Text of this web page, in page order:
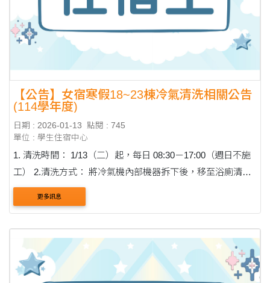
【公告】女宿寒假18~23棟冷氣清洗相關公告
(114學年度)
日期 : 2026-01-13
點閱 : 745
單位 : 學生住宿中心
1. 清洗時間： 1/13（二）起，每日 08:30－17:00（週日不施
工） 2.清洗方式： 將冷氣機內部機器拆下後，移至浴廁清
洗，再裝回原位，清洗時會有工讀生全程陪同。 請同學留意
時間並配合，謝謝。
更多訊息